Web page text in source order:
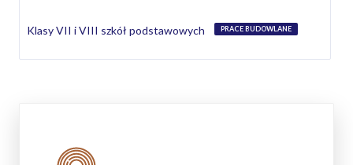
Klasy VII i VIII szkół podstawowych PRACE BUDOWLANE